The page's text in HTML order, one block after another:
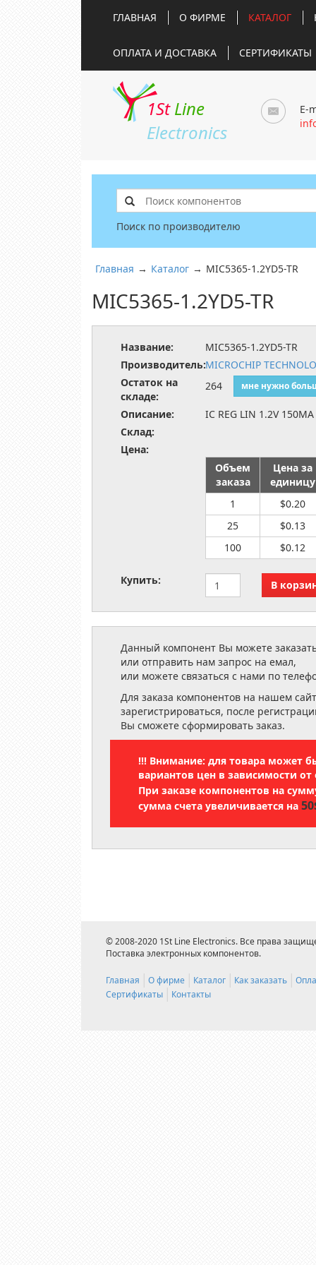
ГЛАВНАЯ О ФИРМЕ КАТАЛОГ
ОПЛАТА И ДОСТАВКА СЕРТИФИКАТЫ
1St Line
Electronics
E-
Поиск по производителю
Главная → Каталог → MIC5365-1.2YD5-TR
MIC5365-1.2YD5-TR
Название:
MIC5365-1.2YD5-TR
Производитель:MICROCHIP
Остаток на
складе:
264 мне нужно
Описание:
IC REG LIN 1.2V
Склад:
Цена:
Объем
заказа
Цена за
единицу
1
$0.20
25
$0.13
100
$0.12
Купить:
Данный компонент Вы можете
или отправить нам запрос на емал,
или можете связаться с нами по
Для заказа компонентов на нашем
зарегистрироваться, после
Вы сможете сформировать заказ.
!!! Внимание: для товара может
вариантов цен в зависимости от
При заказе компонентов на
сумма счета увеличивается на
© 2008-2020 1St Line Electronics. Все права
Поставка электронных компонентов.
Главная О фирме Каталог Как заказать
Сертификаты
Контакты